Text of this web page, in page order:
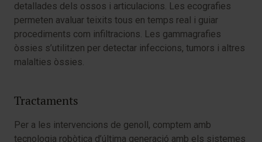
detallades dels ossos i articulacions. Les ecografies
permeten avaluar teixits tous en temps real i guiar
procediments com infiltracions. Les gammagrafies
òssies s’utilitzen per detectar infeccions, tumors i altres
malalties òssies.
Tractaments
Per a les intervencions de genoll, comptem amb
tecnologia robòtica d’última generació amb els sistemes